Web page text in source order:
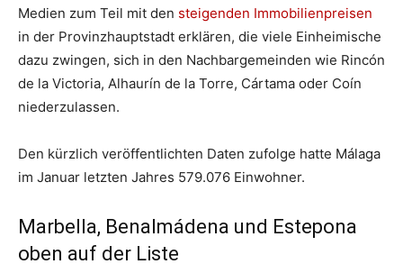
Medien zum Teil mit den steigenden Immobilienpreisen
in der Provinzhauptstadt erklären, die viele Einheimische
dazu zwingen, sich in den Nachbargemeinden wie Rincón
de la Victoria, Alhaurín de la Torre, Cártama oder Coín
niederzulassen.
Den kürzlich veröffentlichten Daten zufolge hatte Málaga
im Januar letzten Jahres 579.076 Einwohner.
Marbella, Benalmádena und Estepona
oben auf der Liste